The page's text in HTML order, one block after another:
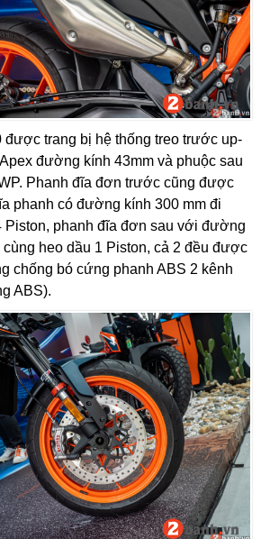
được trang bị hệ thống treo trước up-
đường kính 43mm và phuộc sau
Phanh đĩa đơn trước cũng được
phanh có đường kính 300 mm đi
Piston, phanh đĩa đơn sau với đường
cùng heo dầu 1 Piston, cả 2 đều được
chống bó cứng phanh ABS 2 kênh
ABS).